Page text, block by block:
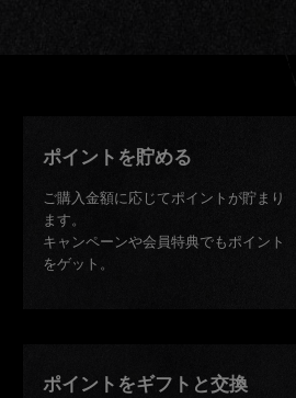
ポイントを貯める
ご購入金額に応じてポイントが貯まり
ます。
キャンペーンや会員特典でもポイント
をゲット。
ポイントをギフトと交換